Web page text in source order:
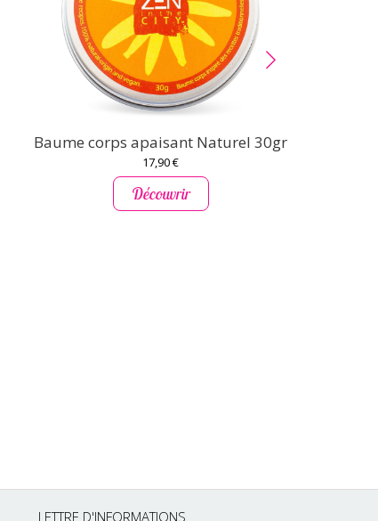
Baume corps apaisant Naturel 30gr
17,90 €
Découvrir
LETTRE D'INFORMATIONS